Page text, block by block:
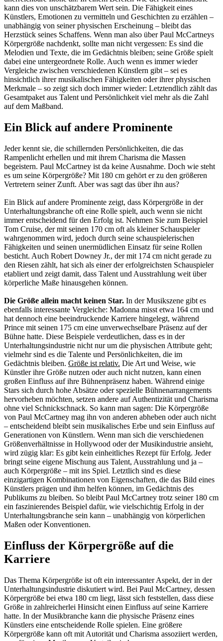
kann dies von unschätzbarem Wert sein. Die Fähigkeit eines
Künstlers, Emotionen zu vermitteln und Geschichten zu erzählen –
unabhängig von seiner physischen Erscheinung – bleibt das
Herzstück seines Schaffens. Wenn man also über Paul McCartneys
Körpergröße nachdenkt, sollte man nicht vergessen: Es sind die
Melodien und Texte, die im Gedächtnis bleiben; seine Größe spielt
dabei eine untergeordnete Rolle. Auch wenn es immer wieder
Vergleiche zwischen verschiedenen Künstlern gibt – sei es
hinsichtlich ihrer musikalischen Fähigkeiten oder ihrer physischen
Merkmale – so zeigt sich doch immer wieder: Letztendlich zählt das
Gesamtpaket aus Talent und Persönlichkeit viel mehr als die Zahl
auf dem Maßband.
Ein Blick auf andere Prominente
Jeder kennt sie, die schillernden Persönlichkeiten, die das
Rampenlicht erhellen und mit ihrem Charisma die Massen
begeistern. Paul McCartney ist da keine Ausnahme. Doch wie steht
es um seine Körpergröße? Mit 180 cm gehört er zu den größeren
Vertretern seiner Zunft. Aber was sagt das über ihn aus?
Ein Blick auf andere Prominente zeigt, dass Körpergröße in der
Unterhaltungsbranche oft eine Rolle spielt, auch wenn sie nicht
immer entscheidend für den Erfolg ist. Nehmen Sie zum Beispiel
Tom Cruise, der mit seinen 170 cm oft als kleiner Schauspieler
wahrgenommen wird, jedoch durch seine schauspielerischen
Fähigkeiten und seinen unermüdlichen Einsatz für seine Rollen
besticht. Auch Robert Downey Jr., der mit 174 cm nicht gerade zu
den Riesen zählt, hat sich als einer der erfolgreichsten Schauspieler
etabliert und zeigt damit, dass Talent und Ausstrahlung weit über
körperliche Maße hinausgehen können.
Die Größe allein macht keinen Star. In der Musikszene gibt es
ebenfalls interessante Vergleiche: Madonna misst etwa 164 cm und
hat dennoch eine beeindruckende Karriere hingelegt, während
Prince mit seinen 175 cm eine unverwechselbare Präsenz auf der
Bühne hatte. Diese Beispiele verdeutlichen, dass es in der
Unterhaltungsindustrie nicht nur um die physischen Attribute geht;
vielmehr sind es die Talente und Persönlichkeiten, die im
Gedächtnis bleiben. Größe ist relativ. Die Art und Weise, wie
Künstler ihre Größe nutzen oder auch nicht nutzen, kann einen
großen Einfluss auf ihre Bühnenpräsenz haben. Während einige
Stars sich durch hohe Absätze oder spezielle Bühnenarrangements
hervorheben möchten, setzen andere auf Authentizität und Charisma
ohne viel Schnickschnack. So kann man sagen: Die Körpergröße
von Paul McCartney mag ihn von anderen abheben oder auch nicht
– entscheidend bleibt sein musikalisches Erbe und sein Einfluss auf
Generationen von Künstlern. Wenn man sich die verschiedenen
Größenverhältnisse in Hollywood oder der Musikindustrie ansieht,
wird zügig klar: Es gibt kein einheitliches Rezept für Erfolg. Jeder
bringt seine eigene Mischung aus Talent, Ausstrahlung und ja –
auch Körpergröße – mit ins Spiel. Letztlich sind es diese
einzigartigen Kombinationen von Eigenschaften, die das Bild eines
Künstlers prägen und ihm helfen können, im Gedächtnis des
Publikums zu bleiben. So bleibt Paul McCartney trotz seiner 180 cm
ein faszinierendes Beispiel dafür, wie vielschichtig Erfolg in der
Unterhaltungsbranche sein kann – unabhängig von körperlichen
Maßen oder Konventionen.
Einfluss der Körpergröße auf die
Karriere
Das Thema Körpergröße ist oft ein interessanter Aspekt, der in der
Unterhaltungsindustrie diskutiert wird. Bei Paul McCartney, dessen
Körpergröße bei etwa 180 cm liegt, lässt sich feststellen, dass diese
Größe in zahlreicherlei Hinsicht einen Einfluss auf seine Karriere
hatte. In der Musikbranche kann die physische Präsenz eines
Künstlers eine entscheidende Rolle spielen. Eine größere
Körpergröße kann oft mit Autorität und Charisma assoziiert werden,